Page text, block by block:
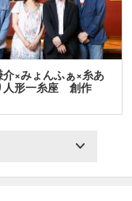
介×みょんふぁ×糸あ
人形一糸座 創作